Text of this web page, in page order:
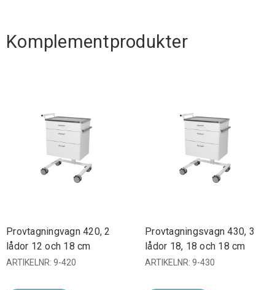
Komplementprodukter
Provtagningvagn 420, 2
lådor 12 och 18 cm
ARTIKELNR: 9-420
Provtagningsvagn 430, 3
lådor 18, 18 och 18 cm
ARTIKELNR: 9-430